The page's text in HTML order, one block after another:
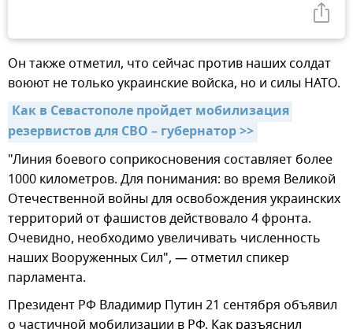
Он также отметил, что сейчас против наших солдат
воюют не только украинские войска, но и силы НАТО.
Как в Севастополе пройдет мобилизация
резервистов для СВО – губернатор >>
"Линия боевого соприкосновения составляет более
1000 километров. Для понимания: во время Великой
Отечественной войны для освобождения украинских
территорий от фашистов действовало 4 фронта.
Очевидно, необходимо увеличивать численность
наших Вооруженных Сил", — отметил спикер
парламента.
Президент РФ Владимир Путин 21 сентября объявил
о частичной мобилизации в РФ. Как разъяснил